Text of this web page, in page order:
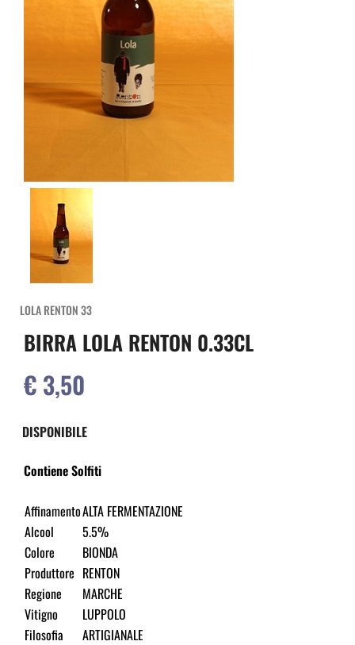
LOLA RENTON 33
BIRRA LOLA RENTON 0.33CL
€ 3,50
DISPONIBILE
Contiene Solfiti
AffinamentoALTA FERMENTAZIONE
Alcool
5.5%
Colore
BIONDA
Produttore RENTON
Regione
MARCHE
Vitigno
LUPPOLO
Filosofia
ARTIGIANALE